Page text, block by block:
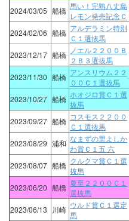
2024/03/05 船橋 馬い！完熟八丈島
レモン発売記念Ｃ
2024/02/06 船橋 アルデラミン特別
Ｃ１選抜馬
2023/12/17 船橋 ノエル２２００Ｂ
２Ｂ３選抜馬
2023/11/30 船橋 アンスリウム２２
００Ｃ１選抜馬
2023/10/27 船橋 ホオジロ賞Ｃ１選
抜馬
2023/09/27 船橋 コスモス２２００
Ｃ１選抜馬
2023/08/29 浦和 なまずの里よしか
わ賞Ｃ１五 六
2023/08/07 船橋 クルクマ賞Ｃ１選
抜馬
2023/06/20 船橋 夏至２２００Ｃ１
選抜馬
2023/06/13
川崎 ウルド賞Ｃ１選定
馬